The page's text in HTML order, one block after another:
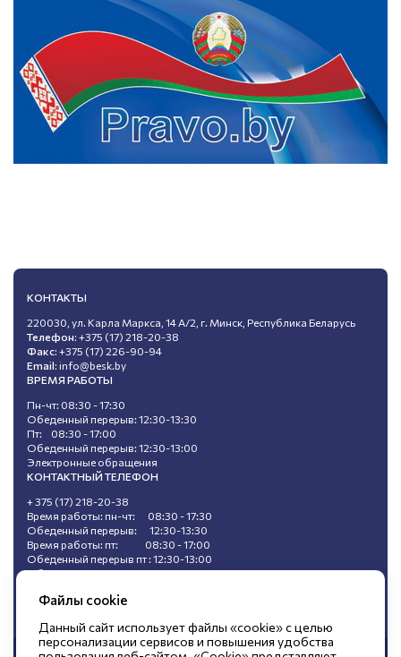
КОНТАКТЫ
220030, ул. Карла Маркса, 14 А/2, г. Минск, Республика Беларусь
Телефон: +375 (17) 218-20-38
Факс: +375 (17) 226-90-94
Email: info@besk.by
ВРЕМЯ РАБОТЫ
Пн-чт: 08:30 - 17:30
Обеденный перерыв: 12:30-13:30
Пт: 08:30 - 17:00
Обеденный перерыв: 12:30-13:00
Электронные обращения
КОНТАКТНЫЙ ТЕЛЕФОН
+ 375 (17) 218-20-38
Время работы: пн-чт: 08:30 - 17:30
Обеденный перерыв: 12:30-13:30
Время работы: пт: 08:30 - 17:00
Обеденный перерыв пт : 12:30-13:00
Обращения, поступившие в ходе
Файлы cookie
Данный сайт использует файлы «cookie» с целью
персонализации сервисов и повышения удобства